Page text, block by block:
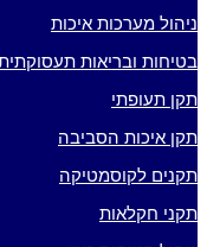
מערכות איכות
ובריאות תעסוקתית
הסביבה
לקוסמטיקה
חקלאות